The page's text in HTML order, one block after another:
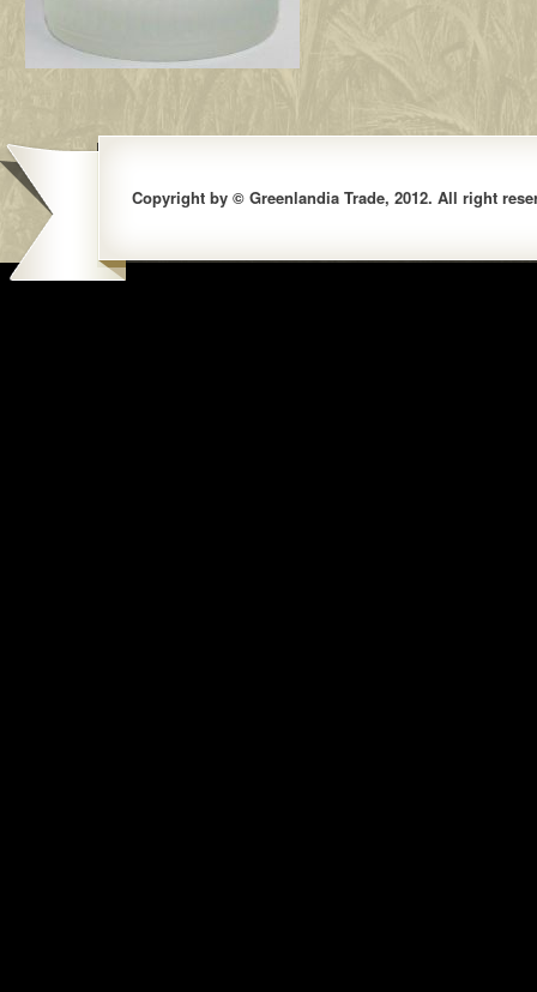
Copyright by © Greenlandia Trade, 2012. All right